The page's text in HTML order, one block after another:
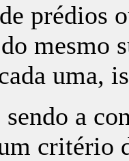
prédios
mesmo
uma,
a
critério